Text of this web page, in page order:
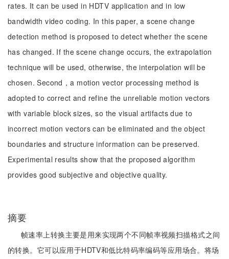
rates. It can be used in HDTV application and in low
bandwidth video coding. In this paper, a scene change
detection method is proposed to detect whether the scene
has changed. If the scene change occurs, the extrapolation
technique will be used, otherwise, the interpolation will be
chosen. Second，a motion vector processing method is
adopted to correct and refine the unreliable motion vectors
with variable block sizes, so the visual artifacts due to
incorrect motion vectors can be eliminated and the object
boundaries and structure information can be preserved.
Experimental results show that the proposed algorithm
provides good subjective and objective quality.
摘要
帧速率上转换主要是用来实现两个不同帧率视频扫描格式之间
的转换。它可以应用于HDTV和低比特码率编码等应用场合。将场